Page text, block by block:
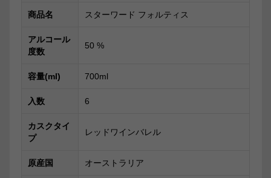
商品名 スターワード フォルティス
アルコール
度数
50 %
容量(ml) 700ml
入数 6
カスクタイ
プ
レッドワインバレル
原産国 オーストラリア